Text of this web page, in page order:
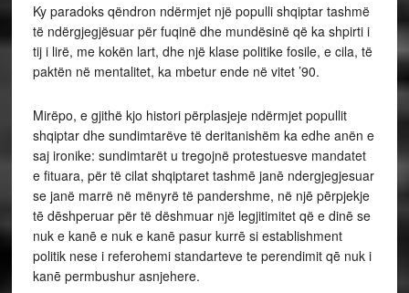
Ky paradoks qëndron ndërmjet një populli shqiptar tashmë
të ndërgjegjësuar për fuqinë dhe mundësinë që ka shpirti i
tij i lirë, me kokën lart, dhe një klase politike fosile, e cila, të
paktën në mentalitet, ka mbetur ende në vitet ’90.
Mirëpo, e gjithë kjo histori përplasjeje ndërmjet popullit
shqiptar dhe sundimtarëve të deritanishëm ka edhe anën e
saj ironike: sundimtarët u tregojnë protestuesve mandatet
e fituara, për të cilat shqiptaret tashmē janē ndergjegjesuar
se janë marrë në mënyrë të pandershme, në njē pērpjekje
tē dēshperuar për të dëshmuar një legjitimitet që e dinē se
nuk e kanē e nuk e kanē pasur kurrē si establishment
politik nese i referohemi standarteve te perendimit qē nuk i
kanē permbushur asnjehere.